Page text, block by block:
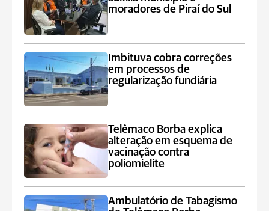
moradores de Piraí do Sul
Imbituva cobra correções
em processos de
regularização fundiária
Telêmaco Borba explica
alteração em esquema de
vacinação contra
poliomielite
Ambulatório de Tabagismo